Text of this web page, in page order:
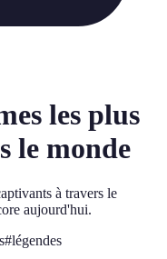
les plus
le monde
à travers le
aujourd'hui.
#légendes